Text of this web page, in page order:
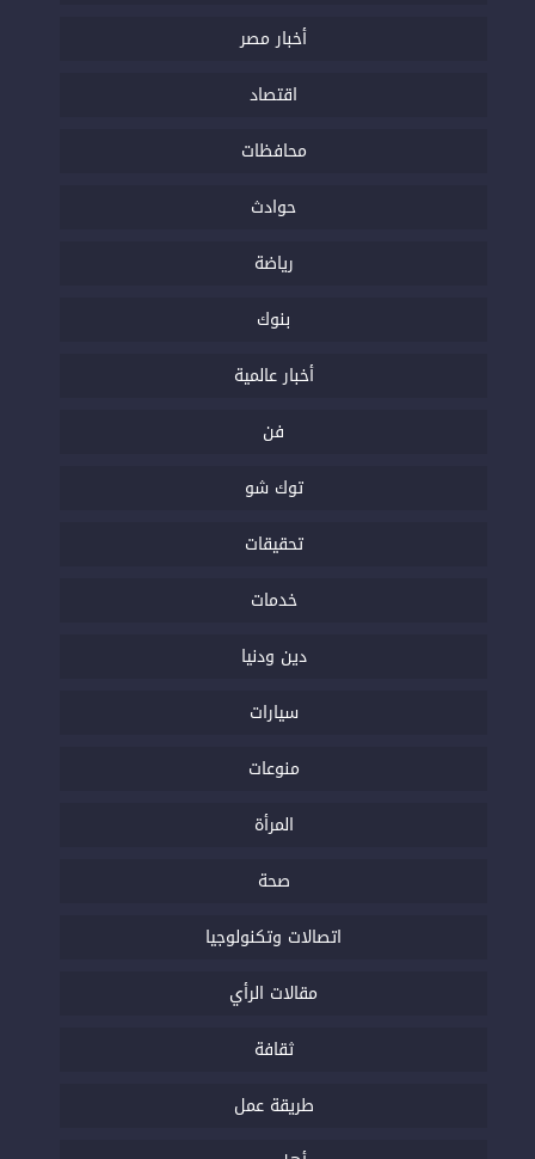
أخبار مصر
اقتصاد
محافظات
حوادث
رياضة
بنوك
أخبار عالمية
فن
توك شو
تحقيقات
خدمات
دين ودنيا
سيارات
منوعات
المرأة
صحة
اتصالات وتكنولوجيا
مقالات الرأي
ثقافة
طريقة عمل